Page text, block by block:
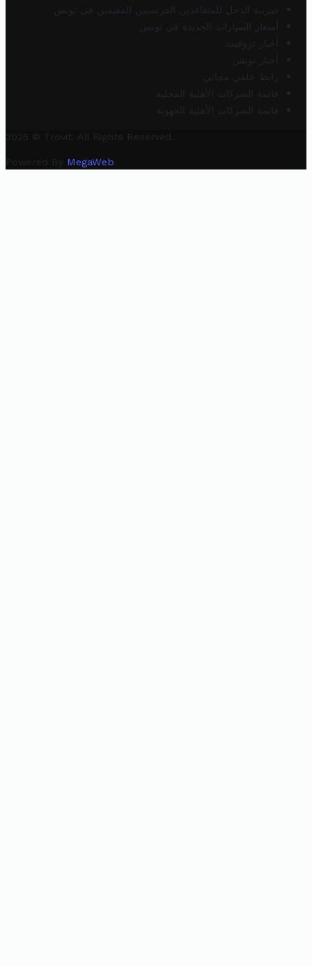
ضريبة الدخل للمتقاعدين الفرنسيين المقيمين في تونس
أسعار السيارات الجديدة في تونس
أخبار تروفيت
أخبار تونس
رابط خلفي مجاني
قائمة الشركات الأهلية المحلية
قائمة الشركات الأهلية الجهوية
2025 © Trovit. All Rights Reserved.
Powered By MegaWeb